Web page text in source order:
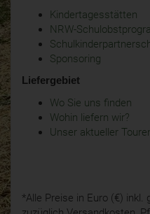
Kindertagesstätten
NRW-
Sponsoring
Liefergebiet
Wo Sie uns finden
Wohin liefern wir?
Unser aktueller
*Alle Preise in Euro (€)